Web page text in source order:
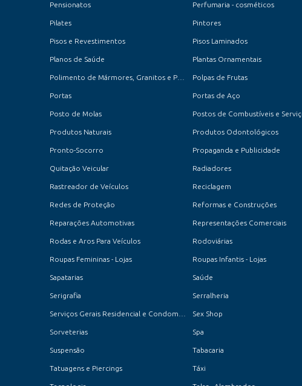
Pensionatos Perfumaria - cosméticos
Pilates Pintores
Pisos e Revestimentos Pisos Laminados
Planos de Saúde Plantas Ornamentais
Polpas de Frutas
Portas Portas de Aço
Posto de Molas Postos de Combustíveis e
Produtos Naturais Produtos Odontológicos
Pronto-Socorro Propaganda e Publicidade
Quitação Veicular Radiadores
Rastreador de Veículos Reciclagem
Redes de Proteção Reformas e Construções
Reparações Automotivas Representações Comerciais
Rodas e Aros Para Veículos Rodoviárias
Roupas Femininas - Lojas Roupas Infantis - Lojas
Sapatarias Saúde
Serigrafia Serralheria
Sex Shop
Sorveterias Spa
Suspensão Tabacaria
Tatuagens e Piercings Táxi